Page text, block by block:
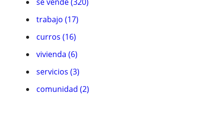
trabajo (17)
curros (16)
vivienda (6)
servicios (3)
comunidad (2)